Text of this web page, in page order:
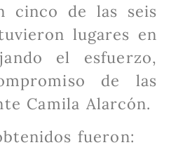
cinco de las seis
lugares en
el esfuerzo,
de las
Camila Alarcón.
fueron: